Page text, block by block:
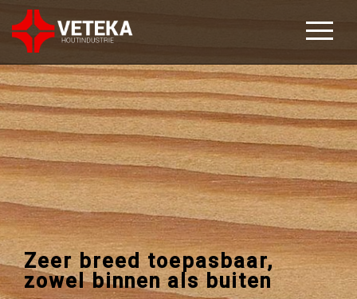
Zeer breed toepasbaar,
zowel binnen als buiten